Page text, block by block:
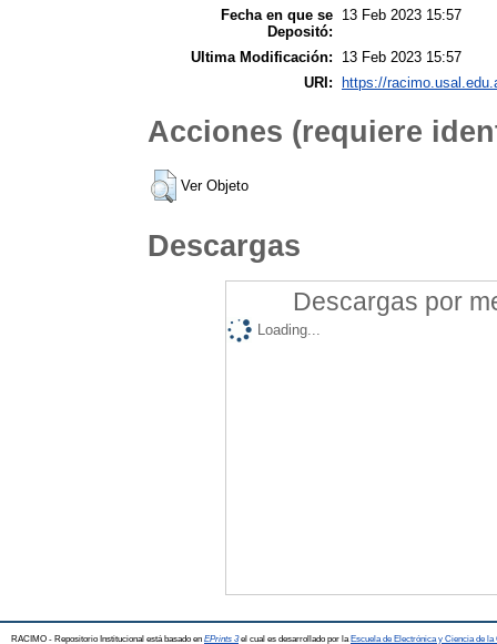
Fecha en que se
Depositó:
13 Feb 2023 15:57
Ultima Modificación:
13 Feb 2023 15:57
URI:
https://
Acciones (requiere
Ver Objeto
Descargas
Descargas por
Loading...
RACIMO - Repositorio Institucional está basado en EPrints 3el cual es desarrollado por la Escuela de Electrónica y Ciencia de la